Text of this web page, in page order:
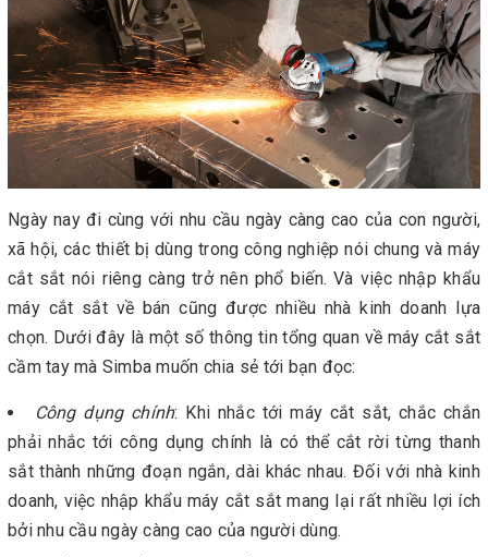
Ngày nay đi cùng với nhu cầu ngày càng cao của con người,
xã hội, các thiết bị dùng trong công nghiệp nói chung và máy
cắt sắt nói riêng càng trở nên phổ biến. Và việc nhập khẩu
máy cắt sắt về bán cũng được nhiều nhà kinh doanh lựa
chọn. Dưới đây là một số thông tin tổng quan về máy cắt sắt
cầm tay mà Simba muốn chia sẻ tới bạn đọc:
Công dụng chính: Khi nhắc tới máy cắt sắt, chắc chắn
phải nhắc tới công dụng chính là có thể cắt rời từng thanh
sắt thành những đoạn ngắn, dài khác nhau. Đối với nhà kinh
doanh, việc nhập khẩu máy cắt sắt mang lại rất nhiều lợi ích
bởi nhu cầu ngày càng cao của người dùng.